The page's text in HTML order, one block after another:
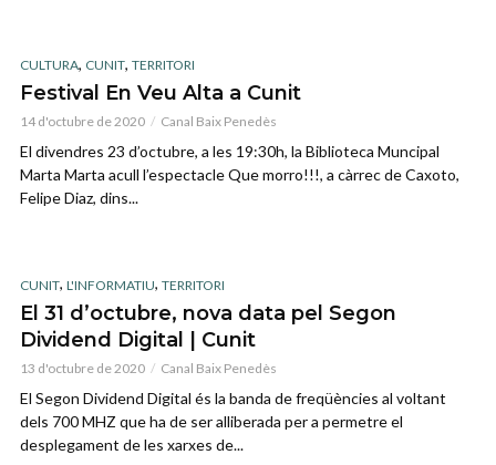
CULTURA, CUNIT, TERRITORI
Festival En Veu Alta a Cunit
14 d'octubre de 2020 Canal Baix Penedès
El divendres 23 d’octubre, a les 19:30h, la Biblioteca Muncipal
Marta Marta acull l’espectacle Que morro!!!, a càrrec de Caxoto,
Felipe Diaz, dins...
CUNIT, L'INFORMATIU, TERRITORI
El 31 d’octubre, nova data pel Segon
Dividend Digital | Cunit
13 d'octubre de 2020 Canal Baix Penedès
El Segon Dividend Digital és la banda de freqüències al voltant
dels 700 MHZ que ha de ser alliberada per a permetre el
desplegament de les xarxes de...